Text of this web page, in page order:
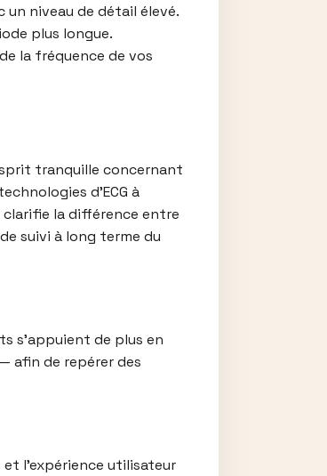
niveau de détail élevé.
plus longue.
la fréquence de vos
tranquille concernant
d’ECG à
clarifie la différence entre
suivi à long terme du
s’appuient de plus en
afin de repérer des
l’expérience utilisateur